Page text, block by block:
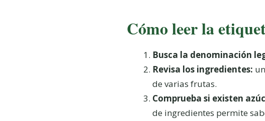
Cómo leer la
Busca la denominación
Revisa los ingredientes:
de varias frutas.
Comprueba si existen
de ingredientes permite